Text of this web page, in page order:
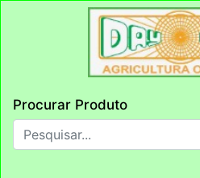
Procurar Produto